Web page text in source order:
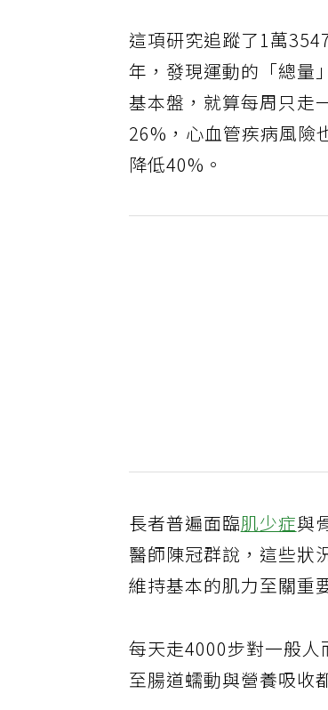
這項研究追蹤了1萬
年，發現運動的「總量
基本盤，就算每周只走
26%，心血管疾病風險
降低40%。
長者普遍面臨肌少症與
醫師陳冠群說，這些狀
維持基本的肌力至關重
每天走4000步對一般
至腸道蠕動與營養吸收